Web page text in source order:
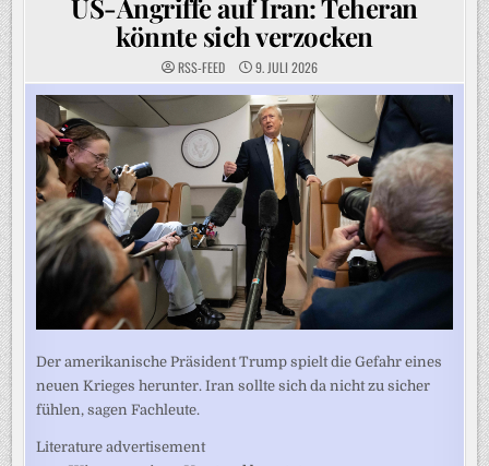
US-Angriffe auf Iran: Teheran
könnte sich verzocken
RSS-FEED 9. JULI 2026
Der amerikanische Präsident Trump spielt die Gefahr eines
neuen Krieges herunter. Iran sollte sich da nicht zu sicher
fühlen, sagen Fachleute.
Literature advertisement